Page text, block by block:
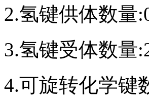
2.氢键供体数量
3.氢键受体数量
4.可旋转化学键